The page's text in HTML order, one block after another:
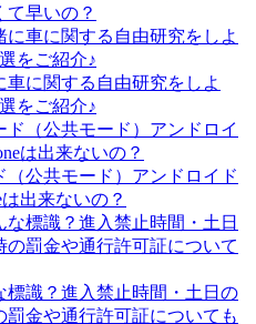
て早いの？
に関する自由研究をしよ
をご紹介♪
（公共モード）アンドロイド
出来ないの？
標識？進入禁止時間・土日の
罰金や通行許可証についても